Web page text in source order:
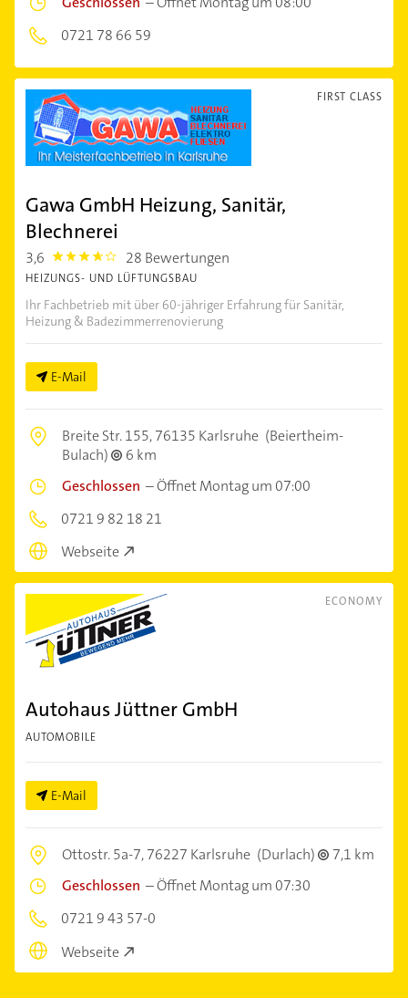
0721 78 66 59
FIRST CLASS
Gawa GmbH Heizung, Sanitär,
Blechnerei
3,6 3.6000001 28 Bewertungen
HEIZUNGS- UND LÜFTUNGSBAU
Ihr Fachbetrieb mit über 60-jähriger Erfahrung für Sanitär,
Heizung & Badezimmerrenovierung
E-Mail
Breite Str. 155,76135 Karlsruhe (Beiertheim-
Bulach)
6 km
Geschlossen –Öffnet Montag um 07:00
0721 9 82 18 21
Webseite
ECONOMY
Autohaus Jüttner GmbH
AUTOMOBILE
E-Mail
Ottostr. 5a-7,76227 Karlsruhe (Durlach)
7,1 km
Geschlossen –Öffnet Montag um 07:30
0721 9 43 57-0
Webseite